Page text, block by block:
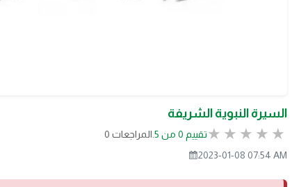
السيرة النبوية الشريفة
تقييم 0 من 5.
0 المراجعات
2023-01-08 07:54 AM